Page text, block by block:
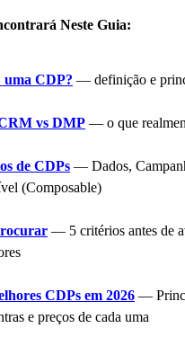
Neste Guia:
uma CDP? — definição e
vs DMP — o que
de CDPs — Dados,
(Composable)
— 5 critérios antes de
CDPs em 2026 —
e preços de cada uma